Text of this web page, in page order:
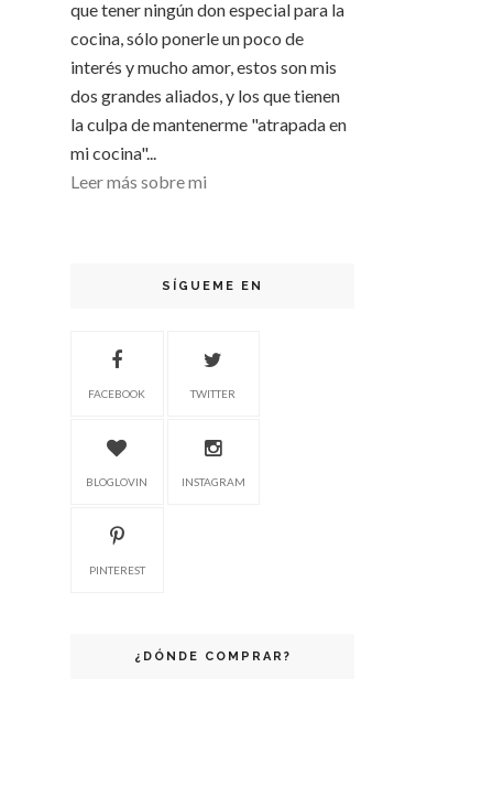
que tener ningún don especial para la
cocina, sólo ponerle un poco de
interés y mucho amor, estos son mis
dos grandes aliados, y los que tienen
la culpa de mantenerme "atrapada en
mi cocina"...
Leer más sobre mi
SÍGUEME EN
FACEBOOK TWITTER
BLOGLOVIN INSTAGRAM
PINTEREST
¿DÓNDE COMPRAR?